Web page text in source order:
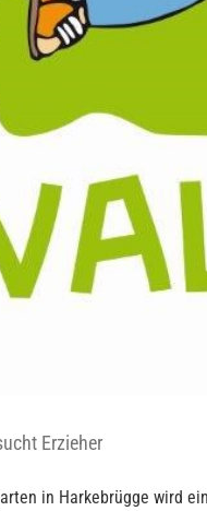
Erzieher
in Harkebrügge wird